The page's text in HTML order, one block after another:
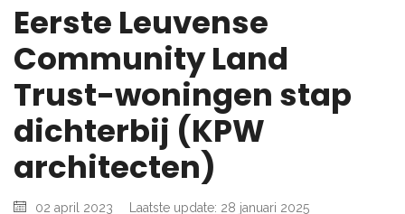
Eerste Leuvense
Community Land
Trust-woningen stap
dichterbij (KPW
architecten)
02 april 2023 Laatste update: 28 januari 2025